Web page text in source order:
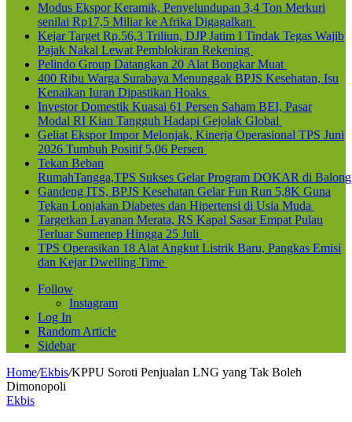
Modus Ekspor Keramik, Penyelundupan 3,4 Ton Merkuri
senilai Rp17,5 Miliar ke Afrika Digagalkan
Kejar Target Rp.56,3 Triliun, DJP Jatim I Tindak Tegas Wajib
Pajak Nakal Lewat Pemblokiran Rekening
Pelindo Group Datangkan 20 Alat Bongkar Muat
400 Ribu Warga Surabaya Menunggak BPJS Kesehatan, Isu
Kenaikan Iuran Dipastikan Hoaks
Investor Domestik Kuasai 61 Persen Saham BEI, Pasar
Modal RI Kian Tangguh Hadapi Gejolak Global
Geliat Ekspor Impor Melonjak, Kinerja Operasional TPS Juni
2026 Tumbuh Positif 5,06 Persen
Tekan Beban
RumahTangga,TPS Sukses Gelar Program DOKAR di
Gandeng ITS, BPJS Kesehatan Gelar Fun Run 5,8K Guna
Tekan Lonjakan Diabetes dan Hipertensi di Usia Muda
Targetkan Layanan Merata, RS Kapal Sasar Empat Pulau
Terluar Sumenep Hingga 25 Juli
TPS Operasikan 18 Alat Angkut Listrik Baru, Pangkas Emisi
dan Kejar Dwelling Time
Follow
Instagram
Log In
Random Article
Sidebar
Home/Ekbis/KPPU Soroti Penjualan LNG yang Tak Boleh
Dimonopoli
Ekbis